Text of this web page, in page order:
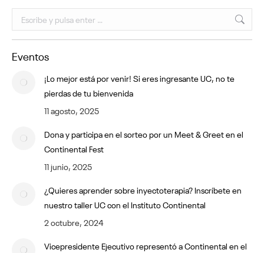
Buscar:
Eventos
¡Lo mejor está por venir! Si eres ingresante UC, no te
pierdas de tu bienvenida
11 agosto, 2025
Dona y participa en el sorteo por un Meet & Greet en el
Continental Fest
11 junio, 2025
¿Quieres aprender sobre inyectoterapia? Inscríbete en
nuestro taller UC con el Instituto Continental
2 octubre, 2024
Vicepresidente Ejecutivo representó a Continental en el